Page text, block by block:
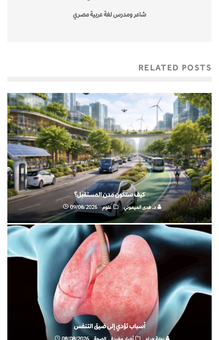
شاعر ومدرس لغة عربية مصري
RELATED POSTS
كيف ستكون مدن المستقبل؟
د. هدى الميموني علوم 09/08/2026
أسباب تؤدي إلى ضيق التنفس